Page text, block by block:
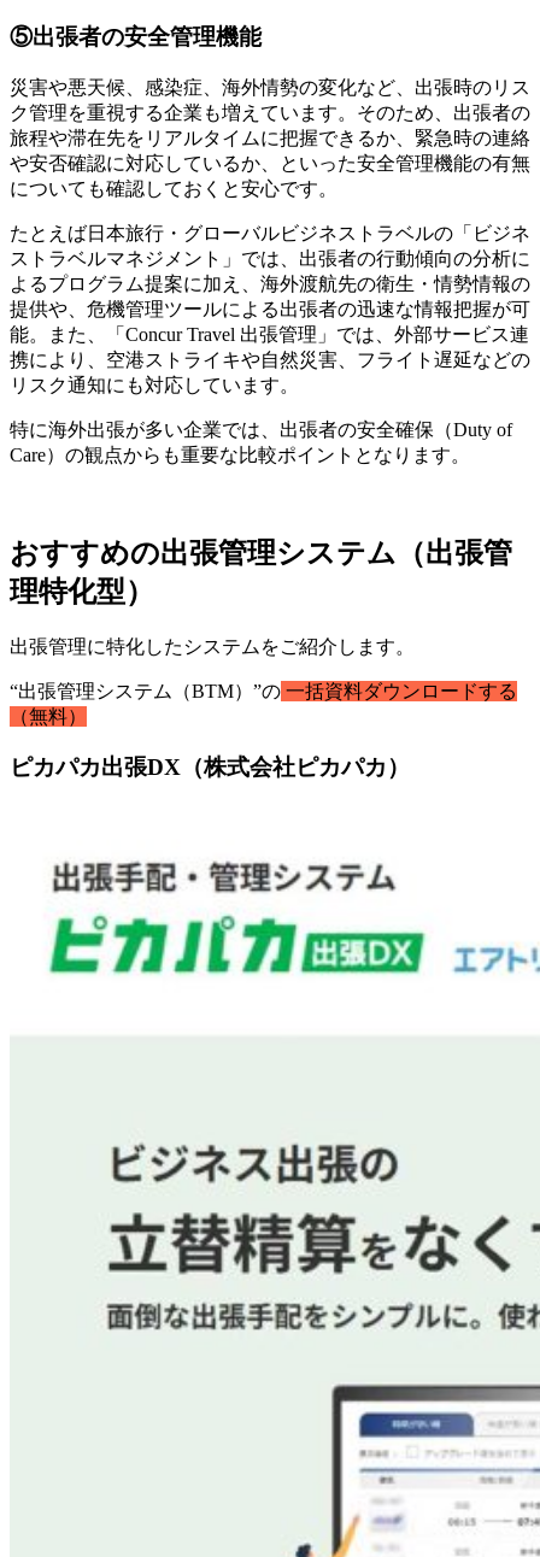
⑤出張者の安全管理機能
災害や悪天候、感染症、海外情勢の変化など、出張時のリス
ク管理を重視する企業も増えています。そのため、出張者の
旅程や滞在先をリアルタイムに把握できるか、緊急時の連絡
や安否確認に対応しているか、といった安全管理機能の有無
についても確認しておくと安心です。
たとえば日本旅行・グローバルビジネストラベルの「ビジネ
ストラベルマネジメント」では、出張者の行動傾向の分析に
よるプログラム提案に加え、海外渡航先の衛生・情勢情報の
提供や、危機管理ツールによる出張者の迅速な情報把握が可
能。また、「Concur Travel 出張管理」では、外部サービス連
携により、空港ストライキや自然災害、フライト遅延などの
リスク通知にも対応しています。
特に海外出張が多い企業では、出張者の安全確保（Duty of
Care）の観点からも重要な比較ポイントとなります。
おすすめの出張管理システム（出張管
理特化型）
出張管理に特化したシステムをご紹介します。
“出張管理システム（BTM）”の 一括資料ダウンロードする
（無料）
ピカパカ出張DX（株式会社ピカパカ）